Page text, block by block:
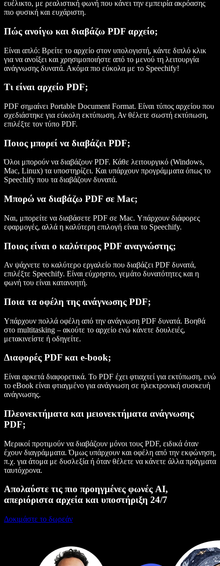
ευέλικτο, με ρεαλιστική φωνή που κάνει την εμπειρία ακρόασης
πιο φυσική και ευχάριστη.
Πώς ανοίγω και διαβάζω PDF αρχείο;
Είναι απλό: Βρείτε το αρχείο στον υπολογιστή, κάντε διπλό κλικ
για να ανοίξει και χρησιμοποιήστε από το μενού τη λειτουργία
ανάγνωσης δυνατά. Ακόμα πιο εύκολα με το Speechify!
Τι είναι αρχείο PDF;
PDF σημαίνει Portable Document Format. Είναι τύπος αρχείου που
σχεδιάστηκε για εύκολη εκτύπωση. Αν θέλετε σωστή εκτύπωση,
επιλέξτε τον τύπο PDF.
Ποιος μπορεί να διαβάζει PDF;
Όλοι μπορούν να διαβάζουν PDF. Κάθε λειτουργικό (Windows,
Mac, Linux) τα υποστηρίζει. Και υπάρχουν προγράμματα όπως το
Speechify που τα διαβάζουν δυνατά.
Μπορώ να διαβάζω PDF σε Mac;
Ναι, μπορείτε να διαβάσετε PDF σε Mac. Υπάρχουν διάφορες
εφαρμογές, αλλά η καλύτερη επιλογή είναι το Speechify.
Ποιος είναι ο καλύτερος PDF αναγνώστης;
Αν ψάχνετε το καλύτερο εργαλείο που διαβάζει PDF δυνατά,
επιλέξτε Speechify. Είναι εύχρηστο, γεμάτο δυνατότητες και η
φωνή του είναι κατανοητή.
Ποια τα οφέλη της ανάγνωσης PDF;
Υπάρχουν πολλά οφέλη από την ανάγνωση PDF δυνατά. Βοηθά
στο multitasking – ακούτε το αρχείο ενώ κάνετε δουλειές,
μετακινείστε ή οδηγείτε.
Διαφορές PDF και e-book;
Είναι αρκετά διαφορετικά. Το PDF έχει φτιαχτεί για εκτύπωση, ενώ
το eBook είναι φτιαγμένο για ανάγνωση σε ηλεκτρονική συσκευή
ανάγνωσης.
Πλεονεκτήματα και μειονεκτήματα ανάγνωσης
PDF;
Μερικοί προτιμούν να διαβάζουν μόνοι τους PDF, ειδικά όταν
έχουν διαγράμματα. Όμως υπάρχουν και οφέλη από την εκφώνηση,
π.χ. για άτομα με δυσλεξία ή όταν θέλετε να κάνετε άλλα πράγματα
ταυτόχρονα.
Απολαύστε τις πιο προηγμένες φωνές AI,
απεριόριστα αρχεία και υποστήριξη 24/7
Δοκιμάστε το δωρεάν